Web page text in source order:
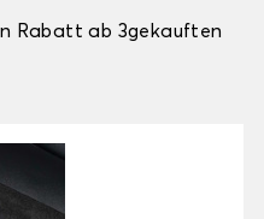
Rabatt ab 3gekauften